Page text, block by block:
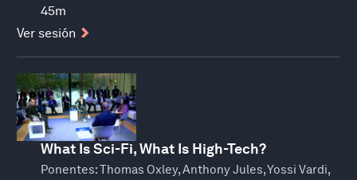
45m
Ver sesión
What Is Sci-Fi, What Is High-Tech?
Ponentes:Thomas Oxley, Anthony Jules, Yossi Vardi,